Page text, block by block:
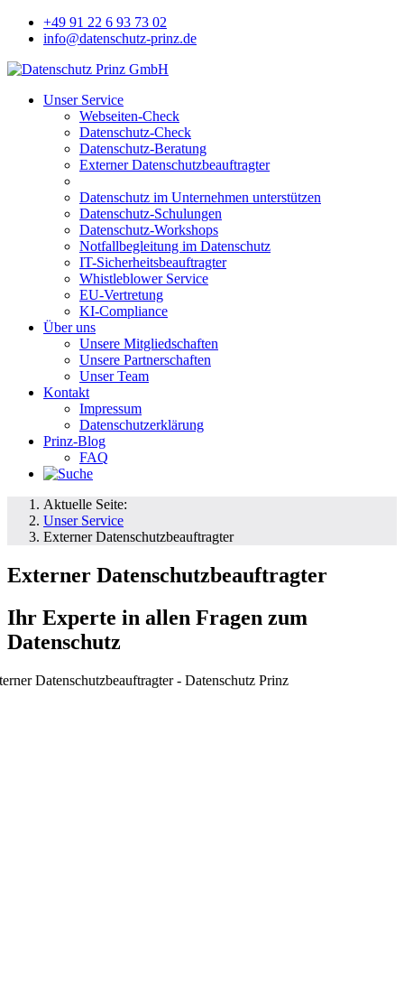
+49 91 22 6 93 73 02
info@datenschutz-prinz.de
Unser Service
Webseiten-Check
Datenschutz-Check
Datenschutz-Beratung
Externer Datenschutzbeauftragter
Datenschutz im Unternehmen unterstützen
Datenschutz-Schulungen
Datenschutz-Workshops
Notfallbegleitung im Datenschutz
IT-Sicherheitsbeauftragter
Whistleblower Service
EU-Vertretung
KI-Compliance
Über uns
Unsere Mitgliedschaften
Unsere Partnerschaften
Unser Team
Kontakt
Impressum
Datenschutzerklärung
Prinz-Blog
FAQ
Aktuelle Seite:
Unser Service
Externer Datenschutzbeauftragter
Externer Datenschutzbeauftragter
Ihr Experte in allen Fragen zum
Datenschutz